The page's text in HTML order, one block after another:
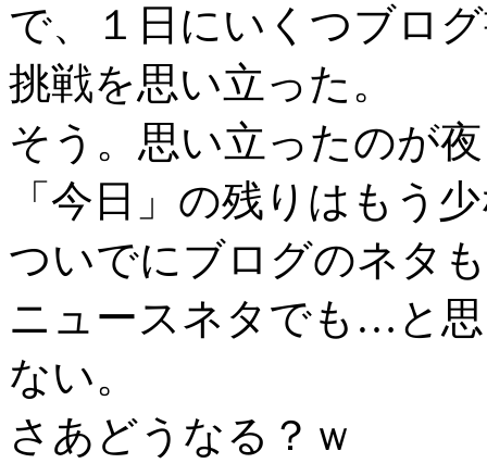
で、１日にいくつブロ
挑戦を思い立った。
そう。思い立ったのが
「今日」の残りはもう
ついでにブログのネタ
ニュースネタでも…と
ない。
さあどうなる？ｗ